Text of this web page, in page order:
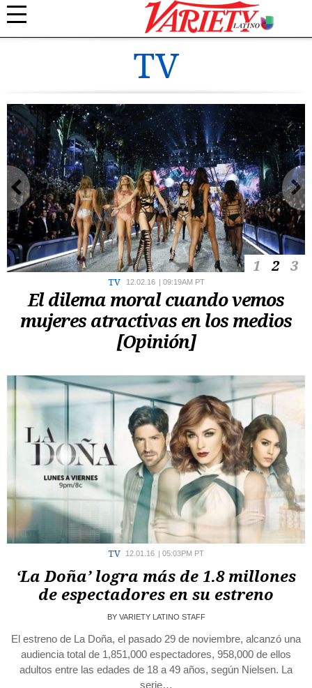
TV
TV 12.02.16 | 09:19AM PT
El dilema moral cuando vemos
mujeres atractivas en los medios
[Opinión]
1 2 3
TV 12.01.16 | 05:03PM PT
‘La Doña’ logra más de 1.8 millones
de espectadores en su estreno
BY VARIETY LATINO STAFF
El estreno de La Doña, el pasado 29 de noviembre, alcanzó una
audiencia total de 1,851,000 espectadores, 958,000 de ellos
adultos entre las edades de 18 a 49 años, según Nielsen. La
serie…